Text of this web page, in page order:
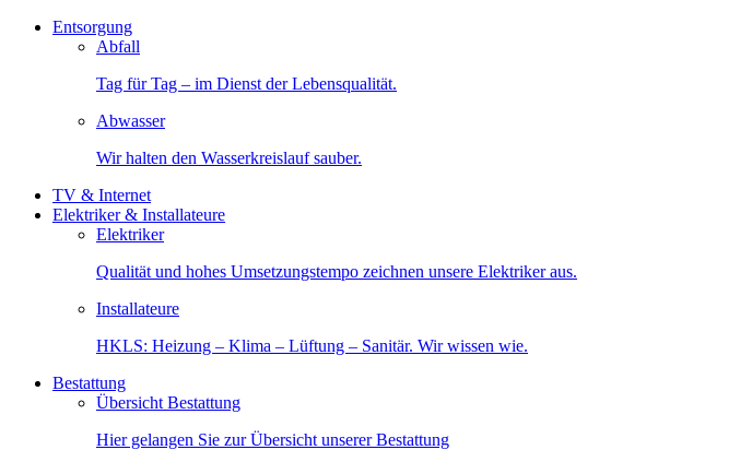
Entsorgung
Abfall
Tag für Tag – im Dienst der Lebensqualität.
Abwasser
Wir halten den Wasserkreislauf sauber.
TV & Internet
Elektriker & Installateure
Elektriker
Qualität und hohes Umsetzungstempo zeichnen unsere Elektriker aus.
Installateure
HKLS: Heizung – Klima – Lüftung – Sanitär. Wir wissen wie.
Bestattung
Übersicht Bestattung
Hier gelangen Sie zur Übersicht unserer Bestattung